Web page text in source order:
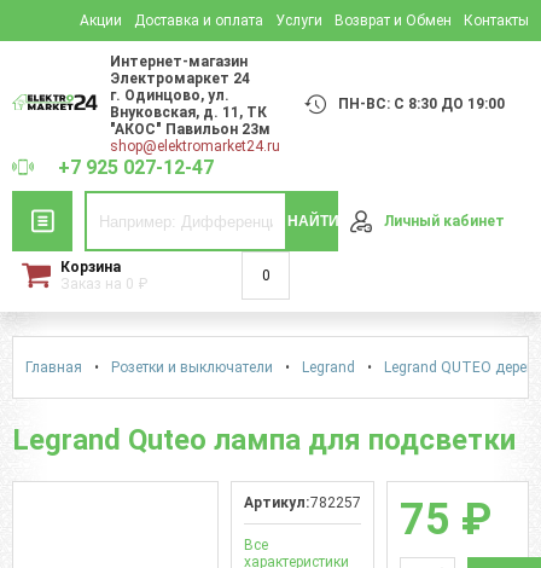
Акции Доставка и оплата Услуги Возврат и Обмен Контакты
Интернет-магазин
Электромаркет 24
г. Одинцово,ул.
Внуковская, д. 11 , ТК
"АКОС" Павильон 23м
shop@elektromarket24.ru
ПН-ВС: С 8:30 ДО 19:00
+7 925 027-12-47
НАЙТИ Личный кабинет
Корзина
Заказ на 0 ₽ 0
Главная • Розетки и выключатели • Legrand • Legrand QUTEO
Legrand Quteo лампа для подсветки
Артикул:782257
Все
характеристики
75 ₽